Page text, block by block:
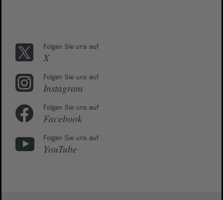
Folgen Sie uns auf
X
Folgen Sie uns auf
Instagram
Folgen Sie uns auf
Facebook
Folgen Sie uns auf
YouTube